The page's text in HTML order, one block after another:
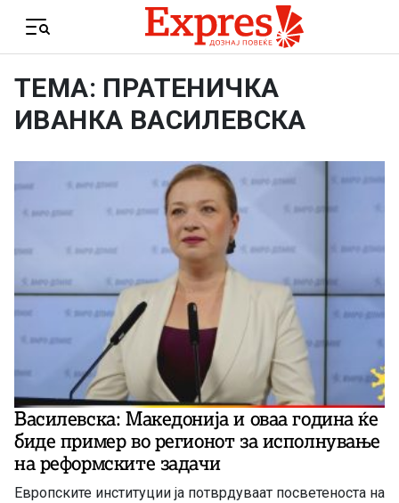
Menu
ТЕМА: ПРАТЕНИЧКА
ИВАНКА ВАСИЛЕВСКА
Василевска: Македонија и оваа година ќе
биде пример во регионот за исполнување
на реформските задачи
Европските институции ја потврдуваат посветеноста на